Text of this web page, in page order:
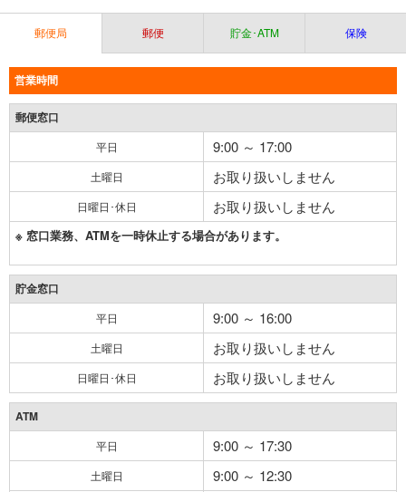
郵便局 郵便 貯金･ATM 保険
営業時間
郵便窓口
平日 9:00 ～ 17:00
土曜日 お取り扱いしません
日曜日･休日 お取り扱いしません
※ 窓口業務、ATMを一時休止する場合があります。
貯金窓口
平日 9:00 ～ 16:00
土曜日 お取り扱いしません
日曜日･休日 お取り扱いしません
ATM
平日 9:00 ～ 17:30
土曜日 9:00 ～ 12:30